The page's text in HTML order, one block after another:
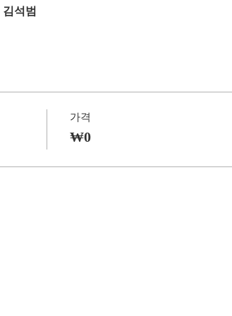
김석범
가격
₩0